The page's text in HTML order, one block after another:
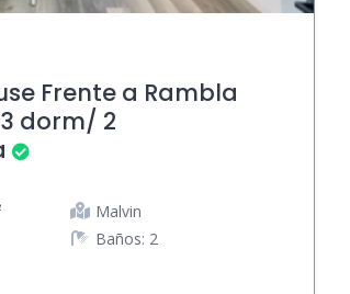
Frente a Rambla
dorm/ 2
Malvin
Baños: 2